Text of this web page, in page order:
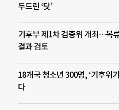
두드린 ‘닷’
기후부 제1차 검증위 개최…복
결과 검토
18개국 청소년 300명, ‘기후위
다